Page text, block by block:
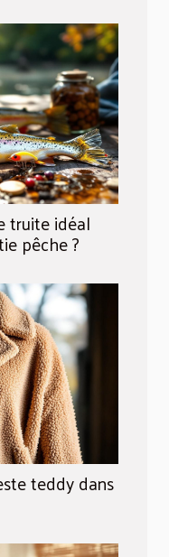
truite idéal
pêche ?
teddy dans